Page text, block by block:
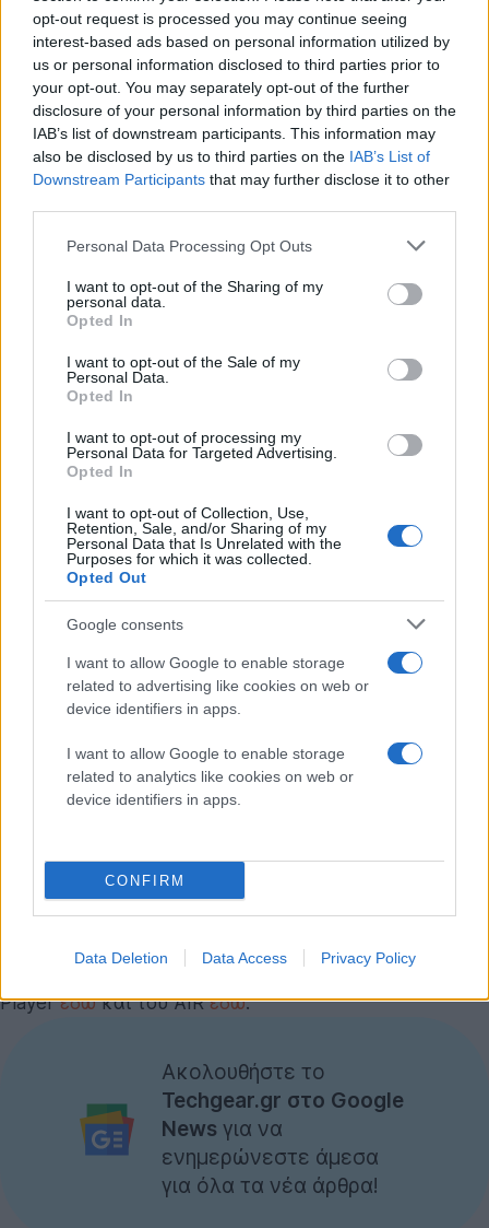
opt-out request is processed you may continue seeing
interest-based ads based on personal information utilized by
us or personal information disclosed to third parties prior to
your opt-out. You may separately opt-out of the further
disclosure of your personal information by third parties on the
IAB’s list of downstream participants. This information may
also be disclosed by us to third parties on the IAB’s List of
Downstream Participants that may further disclose it to other
Please note that this website/app uses one or more Google
not limited to your visit or usage behaviour. You may click to
grant or deny consent to Google and its third-party tags to
use your data for below specified purposes in below Google
consent section.
Personal Data Processing Opt Outs
I want to opt-out of the Sharing of my
personal data.
Opted In
I want to opt-out of the Sale of my
Personal Data.
Opted In
I want to opt-out of processing my
Personal Data for Targeted Advertising.
Opted In
I want to opt-out of Collection, Use,
Retention, Sale, and/or Sharing of my
Personal Data that Is Unrelated with the
Purposes for which it was collected.
Opted Out
Google consents
I want to allow Google to enable storage
related to advertising like cookies on web or
device identifiers in apps.
I want to allow Google to enable storage
related to analytics like cookies on web or
device identifiers in apps.
CONFIRM
Data Deletion Data Access Privacy Policy
σχετικές συντεταγμένες, δεξί/μεσαίο κλικ, multi-
threaded video decoding και hardware acceleration για
2D και 3D γραφικά μέχρι 60 frames το δευτερόλεπτο.
Όσον αφορά το AIR 3.2, το πρόγραμμα της Adobe για
τη δημιουργία web εφαρμογών, περιλαμβάνει πλέον
ποιότητα στα γραφικά. Η Adobe ανακοίνωσε, ακόμα,
συνεργασία με την Unity κάτι που θα επιτρέψει στους
εκδότες να δημοσιεύουν 3D παιχνίδια σε Flash Player.
Επίσης, το plugin πλέον θα αναβαθμίζεται αυτόματα
στο παρασκήνιο στo Windows.
χαρακτηριστικά του Flash 11.2 που η Adobe υπόσχεται
να μην επιβάλλει στους developers εκτός και αν η
εφαρμογή τους ξεπεράσει τα $50,000 σε τζίρο. Από
’κει και πέρα το εννιά τοις εκατό των κερδών θα
πηγαίνει στην Adobe, η οποία και θα ελέγχει τα
οικονομικά σας με περιοδικές αναφορές προόδου που
θα συλλέγει από όσους developers έχουν εγγραφεί
χρησιμοποιούν τα premium χαρακτηριστικά δεν θα
υπόκεινται σε φόρους ενώ οι νέοι όροι θα τεθούν σε
ισχύ από την 1η Αυγούστου 2012.
Μπορείτε να κατεβάσετε την νέα έκδοση του Flash
Playerεδώκαι του AIRεδώ.
Ακολουθήστε το
Techgear.gr στο Google
News για να
ενημερώνεστε άμεσα
για όλα τα νέα άρθρα!